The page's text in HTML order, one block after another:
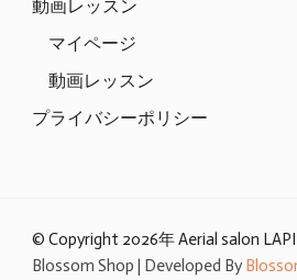
動画レッスン
マイページ
動画レッスン
プライバシーポリシー
© Copyright 2026年Aerial salon
Blossom Shop | Developed By